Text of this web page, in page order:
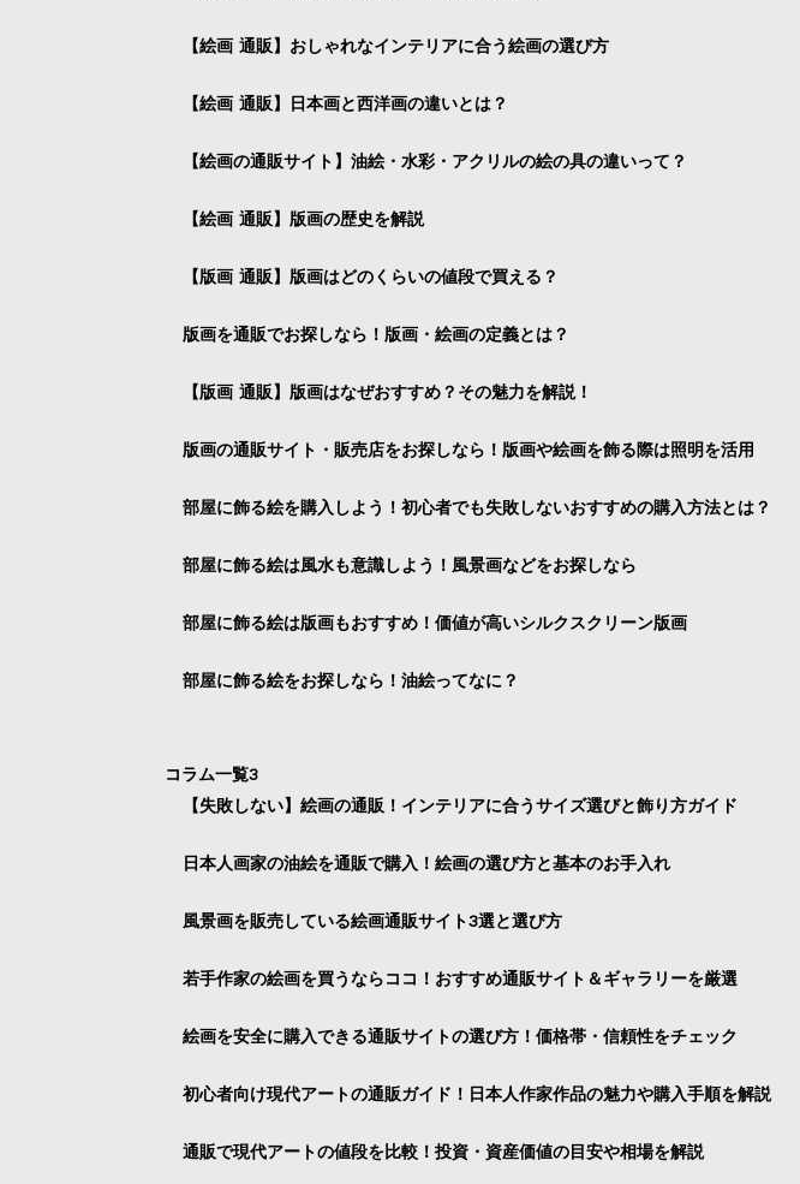
【絵画 通販】おしゃれなインテリアに合う絵画の選び方
【絵画 通販】日本画と西洋画の違いとは？
【絵画の通販サイト】油絵・水彩・アクリルの絵の具の違いって？
【絵画 通販】版画の歴史を解説
【版画 通販】版画はどのくらいの値段で買える？
版画を通販でお探しなら！版画・絵画の定義とは？
【版画 通販】版画はなぜおすすめ？その魅力を解説！
版画の通販サイト・販売店をお探しなら！版画や絵画を飾る際は照明を活用
部屋に飾る絵を購入しよう！初心者でも失敗しないおすすめの購入方法とは？
部屋に飾る絵は風水も意識しよう！風景画などをお探しなら
部屋に飾る絵は版画もおすすめ！価値が高いシルクスクリーン版画
部屋に飾る絵をお探しなら！油絵ってなに？
コラム一覧3
【失敗しない】絵画の通販！インテリアに合うサイズ選びと飾り方ガイド
日本人画家の油絵を通販で購入！絵画の選び方と基本のお手入れ
風景画を販売している絵画通販サイト3選と選び方
若手作家の絵画を買うならココ！おすすめ通販サイト＆ギャラリーを厳選
絵画を安全に購入できる通販サイトの選び方！価格帯・信頼性をチェック
初心者向け現代アートの通販ガイド！日本人作家作品の魅力や購入手順を解説
通販で現代アートの値段を比較！投資・資産価値の目安や相場を解説